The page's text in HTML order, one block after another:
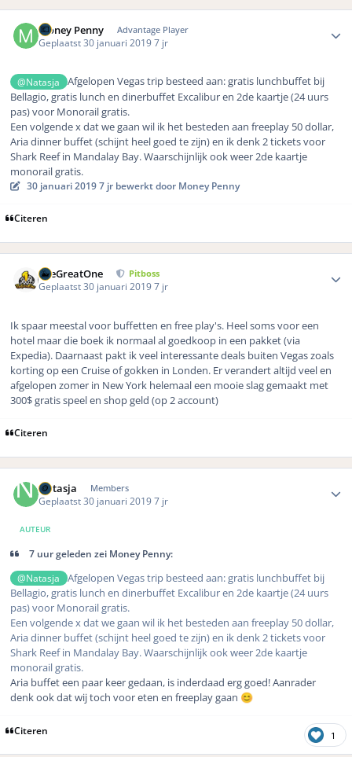
Money Penny Advantage Player
Geplaatst 30 januari 20197 jr
@Natasja
Afgelopen Vegas trip besteed aan: gratis lunchbuffet bij
Bellagio, gratis lunch en dinerbuffet Excalibur en 2de kaartje (24 uurs
pas) voor Monorail gratis.
Een volgende x dat we gaan wil ik het besteden aan freeplay 50 dollar,
Aria dinner buffet (schijnt heel goed te zijn) en ik denk 2 tickets voor
Shark Reef in Mandalay Bay. Waarschijnlijk ook weer 2de kaartje
monorail gratis.
30 januari 20197 jr bewerkt door Money Penny
Citeren
TheGreatOne Pitboss
Geplaatst 30 januari 20197 jr
Ik spaar meestal voor buffetten en free play's. Heel soms voor een
hotel maar die boek ik normaal al goedkoop in een pakket (via
Expedia). Daarnaast pakt ik veel interessante deals buiten Vegas zoals
korting op een Cruise of gokken in Londen. Er verandert altijd veel en
afgelopen zomer in New York helemaal een mooie slag gemaakt met
300$ gratis speel en shop geld (op 2 account)
Citeren
Natasja Members
Geplaatst 30 januari 20197 jr
AUTEUR
7 uur geleden zei Money Penny:
@Natasja
Afgelopen Vegas trip besteed aan: gratis lunchbuffet bij
Bellagio, gratis lunch en dinerbuffet Excalibur en 2de kaartje (24 uurs
pas) voor Monorail gratis.
Een volgende x dat we gaan wil ik het besteden aan freeplay 50 dollar,
Aria dinner buffet (schijnt heel goed te zijn) en ik denk 2 tickets voor
Shark Reef in Mandalay Bay. Waarschijnlijk ook weer 2de kaartje
monorail gratis.
Aria buffet een paar keer gedaan, is inderdaad erg goed! Aanrader
denk ook dat wij toch voor eten en freeplay gaan 😊
Citeren 1